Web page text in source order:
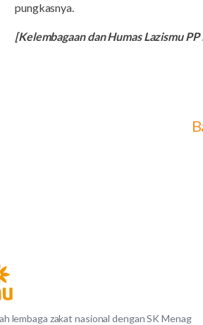
pungkasnya.
[Kelembagaan dan Humas Lazismu
lembaga zakat nasional dengan SK Menag